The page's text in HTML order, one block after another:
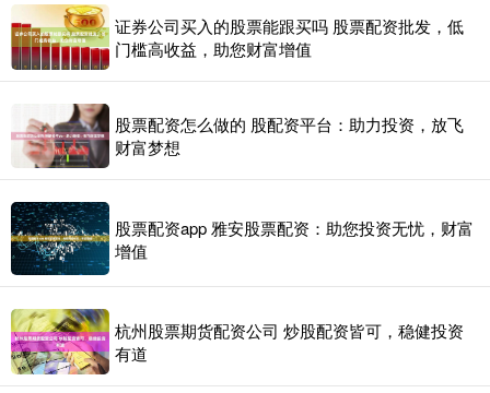
证券公司买入的股票能跟买吗 股票配资批发，低
门槛高收益，助您财富增值
股票配资怎么做的 股配资平台：助力投资，放飞
财富梦想
股票配资app 雅安股票配资：助您投资无忧，财富
增值
杭州股票期货配资公司 炒股配资皆可，稳健投资
有道